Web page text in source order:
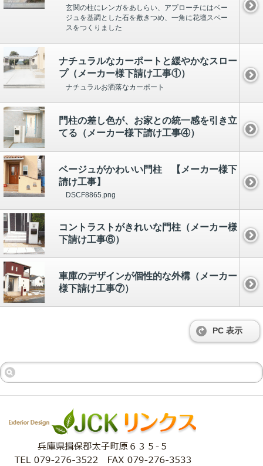
玄関の柱にレンガをあしらい、アプローチにはベー
ジュを基調とした石を敷きつめ、一角に花壇スペー
スをつくりました
ナチュラルなカーポートと緩やかなスロー
プ（メーカー様下請け工事①）
ナチュラルお洒落なカーポート
門柱の差し色が、お家との統一感を引き立
てる（メーカー様下請け工事④）
ベージュがかわいい門柱 【メーカー様下
請け工事】
DSCF8865.png
コントラストがきれいな門柱（メーカー様
下請け工事⑥）
車庫のデザインが個性的な外構（メーカー
様下請け工事⑦）
PC 表示